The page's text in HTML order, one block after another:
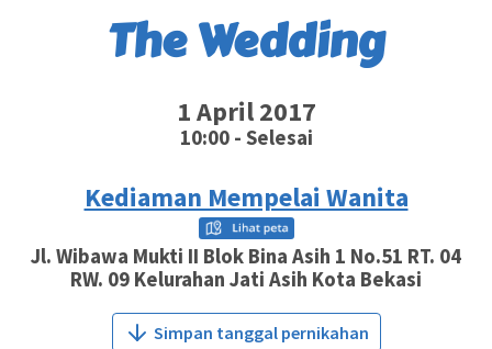
The Wedding
1 April 2017
10:00 - Selesai
Kediaman Mempelai Wanita
Jl. Wibawa Mukti II Blok Bina Asih 1 No.51 RT. 04
RW. 09 Kelurahan Jati Asih Kota Bekasi
Simpan tanggal pernikahan